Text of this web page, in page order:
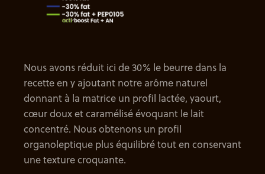
Nous avons réduit ici de 30% le beurre dans la
recette en y ajoutant notre arôme naturel
donnant à la matrice un profil lactée, yaourt,
cœur doux et caramélisé évoquant le lait
concentré. Nous obtenons un profil
organoleptique plus équilibré tout en conservant
une texture croquante.